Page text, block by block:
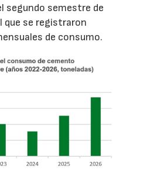
segundo semestre de
que se registraron
de consumo.